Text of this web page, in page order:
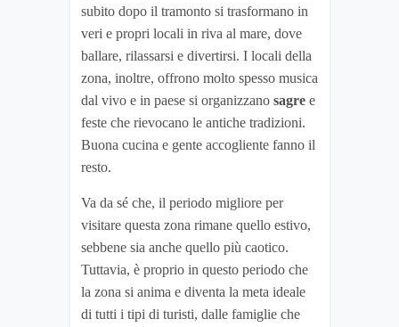
subito dopo il tramonto si trasformano in
veri e propri locali in riva al mare, dove
ballare, rilassarsi e divertirsi. I locali della
zona, inoltre, offrono molto spesso musica
dal vivo e in paese si organizzano sagre e
feste che rievocano le antiche tradizioni.
Buona cucina e gente accogliente fanno il
resto.
Va da sé che, il periodo migliore per
visitare questa zona rimane quello estivo,
sebbene sia anche quello più caotico.
Tuttavia, è proprio in questo periodo che
la zona si anima e diventa la meta ideale
di tutti i tipi di turisti, dalle famiglie che